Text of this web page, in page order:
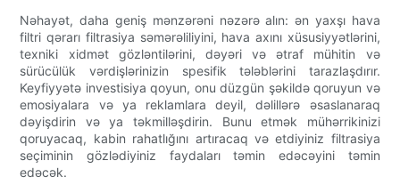
Nəhayət, daha geniş mənzərəni nəzərə alın: ən yaxşı hava
filtri qərarı filtrasiya səmərəliliyini, hava axını xüsusiyyətlərini,
texniki xidmət gözləntilərini, dəyəri və ətraf mühitin və
sürücülük vərdişlərinizin spesifik tələblərini tarazlaşdırır.
Keyfiyyətə investisiya qoyun, onu düzgün şəkildə qoruyun və
emosiyalara və ya reklamlara deyil, dəlillərə əsaslanaraq
dəyişdirin və ya təkmilləşdirin. Bunu etmək mühərrikinizi
qoruyacaq, kabin rahatlığını artıracaq və etdiyiniz filtrasiya
seçiminin gözlədiyiniz faydaları təmin edəcəyini təmin
edəcək.